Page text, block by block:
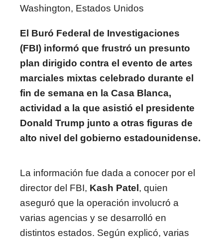
Washington, Estados Unidos
El Buró Federal de Investigaciones
(FBI) informó que frustró un presunto
plan dirigido contra el evento de artes
marciales mixtas celebrado durante el
fin de semana en la Casa Blanca,
actividad a la que asistió el presidente
Donald Trump junto a otras figuras de
alto nivel del gobierno estadounidense.
La información fue dada a conocer por el
director del FBI, Kash Patel , quien
aseguró que la operación involucró a
varias agencias y se desarrolló en
distintos estados. Según explicó, varias